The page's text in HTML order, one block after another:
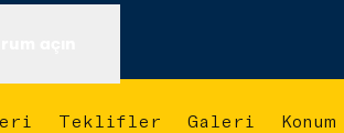
Teklifler Galeri Konum